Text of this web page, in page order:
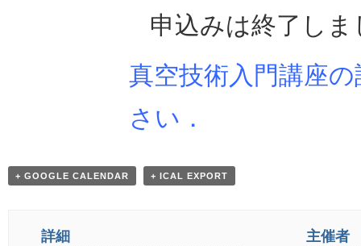
申込みは終了しま
真空技術入門講座
さい．
+ GOOGLE CALENDAR + ICAL EXPORT
詳細 主催者